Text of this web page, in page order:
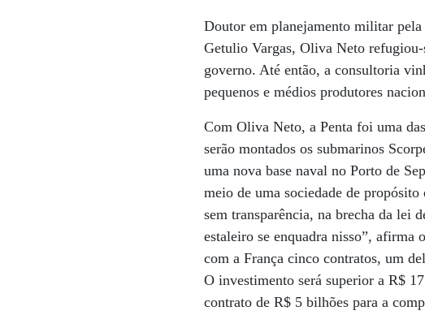
Doutor em planejamento militar
Getulio Vargas, Oliva Neto
governo. Até então, a consultoria
pequenos e médios produtores
Com Oliva Neto, a Penta foi uma
serão montados os submarinos
uma nova base naval no Porto de
meio de uma sociedade de
sem transparência, na brecha da lei
estaleiro se enquadra nisso”,
com a França cinco contratos, um
O investimento será superior a R$
contrato de R$ 5 bilhões para a